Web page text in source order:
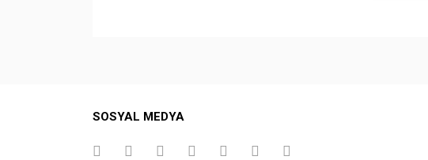
SOSYAL MEDYA